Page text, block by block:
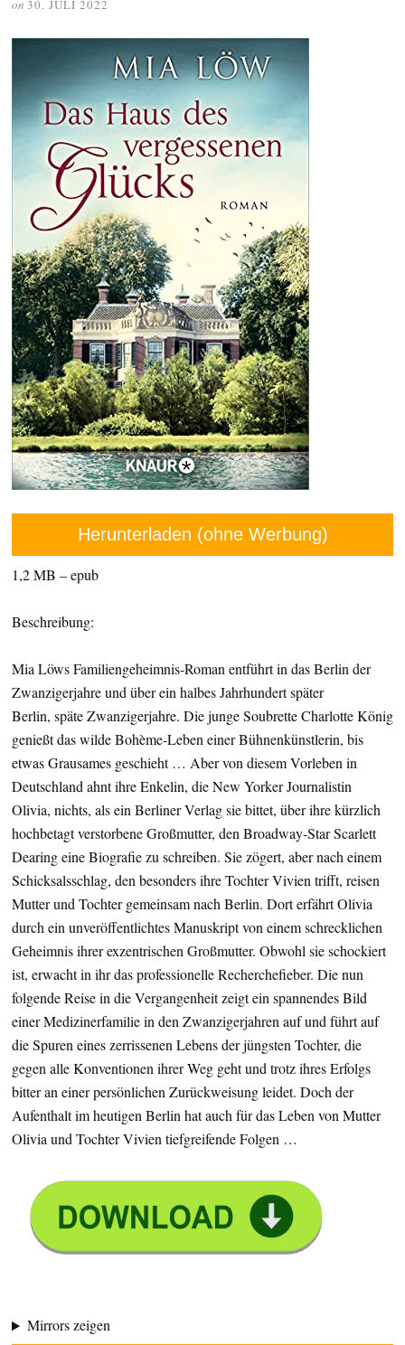
on 30. JULI 2022
Herunterladen (ohne Werbung)
1,2 MB – epub
Beschreibung:
Mia Löws Familiengeheimnis-Roman entführt in das Berlin der
Zwanzigerjahre und über ein halbes Jahrhundert später
Berlin, späte Zwanzigerjahre. Die junge Soubrette Charlotte König
genießt das wilde Bohème-Leben einer Bühnenkünstlerin, bis
etwas Grausames geschieht … Aber von diesem Vorleben in
Deutschland ahnt ihre Enkelin, die New Yorker Journalistin
Olivia, nichts, als ein Berliner Verlag sie bittet, über ihre kürzlich
hochbetagt verstorbene Großmutter, den Broadway-Star Scarlett
Dearing eine Biografie zu schreiben. Sie zögert, aber nach einem
Schicksalsschlag, den besonders ihre Tochter Vivien trifft, reisen
Mutter und Tochter gemeinsam nach Berlin. Dort erfährt Olivia
durch ein unveröffentlichtes Manuskript von einem schrecklichen
Geheimnis ihrer exzentrischen Großmutter. Obwohl sie schockiert
ist, erwacht in ihr das professionelle Recherchefieber. Die nun
folgende Reise in die Vergangenheit zeigt ein spannendes Bild
einer Medizinerfamilie in den Zwanzigerjahren auf und führt auf
die Spuren eines zerrissenen Lebens der jüngsten Tochter, die
gegen alle Konventionen ihrer Weg geht und trotz ihres Erfolgs
bitter an einer persönlichen Zurückweisung leidet. Doch der
Aufenthalt im heutigen Berlin hat auch für das Leben von Mutter
Olivia und Tochter Vivien tiefgreifende Folgen …
Mirrors zeigen